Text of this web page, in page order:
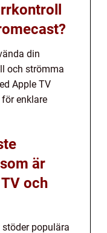
din
och strömma
Apple TV
enklare
är
och
populära